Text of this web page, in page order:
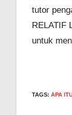
tutor
RELATIF
untuk
TAGS: APA